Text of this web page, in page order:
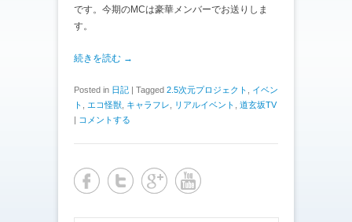
です。今期のMCは豪華メンバーでお送りしま
す。
続きを読む →
Posted in 日記 Tagged 2.5次元プロジェクト
イベン
ト
エコ怪獣 キャラフレ リアルイベント
道玄坂TV
コメントする